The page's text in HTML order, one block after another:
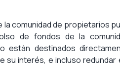
comunidad de propietarios
de fondos de la
están destinados
su interés, e incluso redundar